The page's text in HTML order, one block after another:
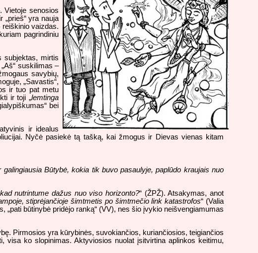
Vietoje senosios
yra nauja
vaizdas.
pagrindiniu
subjektas, mirtis
suskilimas –
savybių,
„Savastis“,
ir tuo pat metu
ir toji „lemtinga
bei
ir idealus
Nyčė pasiekė tą tašką, kai žmogus ir Dievas vienas kitam
Būtybė, kokia tik buvo pasaulyje, paplūdo kraujais nuo
nutrintume dažus nuo viso horizonto?“ (ŽPŽ). Atsakymas, anot
stiprėjančioje šimtmetis po šimtmečio link katastrofos“ (Valia
būtinybė pridėjo ranką“ (VV), nes šio įvykio neišvengiamumas
Pirmosios yra kūrybinės, suvokiančios, kuriančiosios, teigiančios
ko slopinimas. Aktyviosios nuolat įsitvirtina aplinkos keitimu,